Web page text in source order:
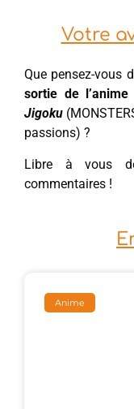
Votre
Que pensez-vous
sortie de
Jigoku
passions) ?
Libre à vous
commentaires !
Anime